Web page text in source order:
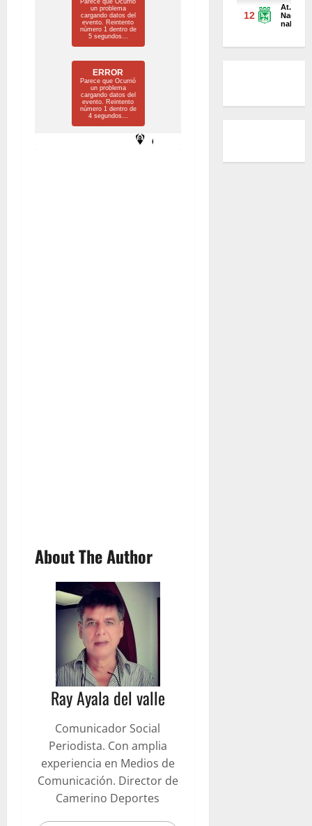
About The Author
Ray Ayala del valle
Comunicador Social
Periodista. Con amplia
experiencia en Medios de
Comunicación. Director de
Camerino Deportes